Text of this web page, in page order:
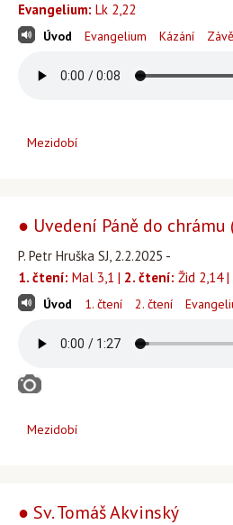
Evangelium: Lk 2,22
Úvod Evangelium Kázání
Mezidobí
● Uvedení Páně do chrámu
P. Petr Hruška SJ, 2.2.2025 -
1. čtení: Mal 3,1 | 2. čtení: Žid 2,14 |
Úvod 1. čtení 2. čtení
Mezidobí
● Sv. Tomáš Akvinský